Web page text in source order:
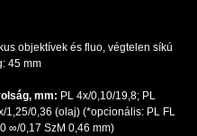
objektívek és fluo, végtelen síkú
45 mm
mm: PL 4x/0,10/19,8; PL
1,25/0,36 (olaj) (*opcionális: PL FL
∞/0,17 SzM 0,46 mm)